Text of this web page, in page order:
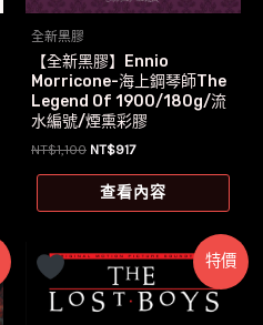
全新黑膠
【全新黑膠】Ennio
Morricone-海上鋼琴師The
Legend Of 1900/180g/流
水編號/煙熏彩膠
NT$1,100 原
價
格：
NT$917目
價
格：
查看內容
特價